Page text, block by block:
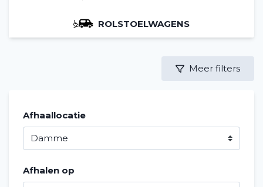
ROLSTOELWAGENS
Meer filters
Afhaallocatie
Afhalen op